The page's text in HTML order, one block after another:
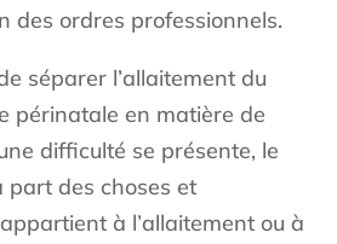
des ordres professionnels.
séparer l’allaitement du
périnatale en matière de
difficulté se présente, le
part des choses et
à l’allaitement ou à